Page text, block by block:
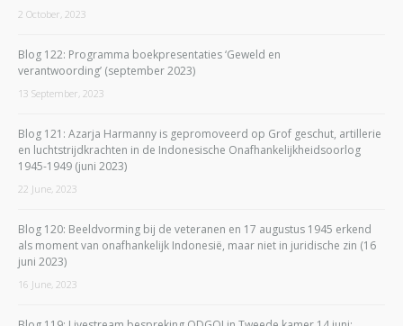
2 October, 2023
Blog 122: Programma boekpresentaties ‘Geweld en
verantwoording’ (september 2023)
13 September, 2023
Blog 121: Azarja Harmanny is gepromoveerd op Grof geschut, artillerie
en luchtstrijdkrachten in de Indonesische Onafhankelijkheidsoorlog
1945-1949 (juni 2023)
22 June, 2023
Blog 120: Beeldvorming bij de veteranen en 17 augustus 1945 erkend
als moment van onafhankelijk Indonesië, maar niet in juridische zin (16
juni 2023)
16 June, 2023